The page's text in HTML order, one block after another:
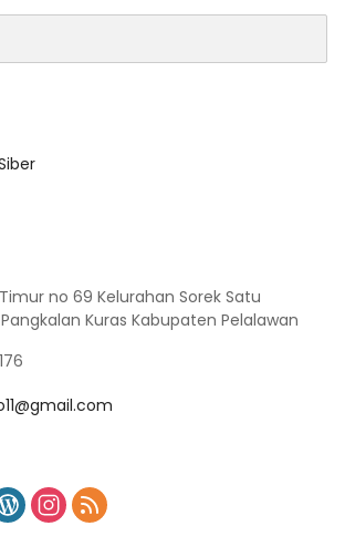
no 69 Kelurahan Sorek Satu
Kuras Kabupaten Pelalawan